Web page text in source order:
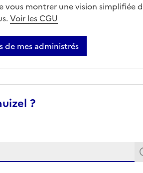
montrer une vision simplifiée
Voir les CGU
de mes administrés
?